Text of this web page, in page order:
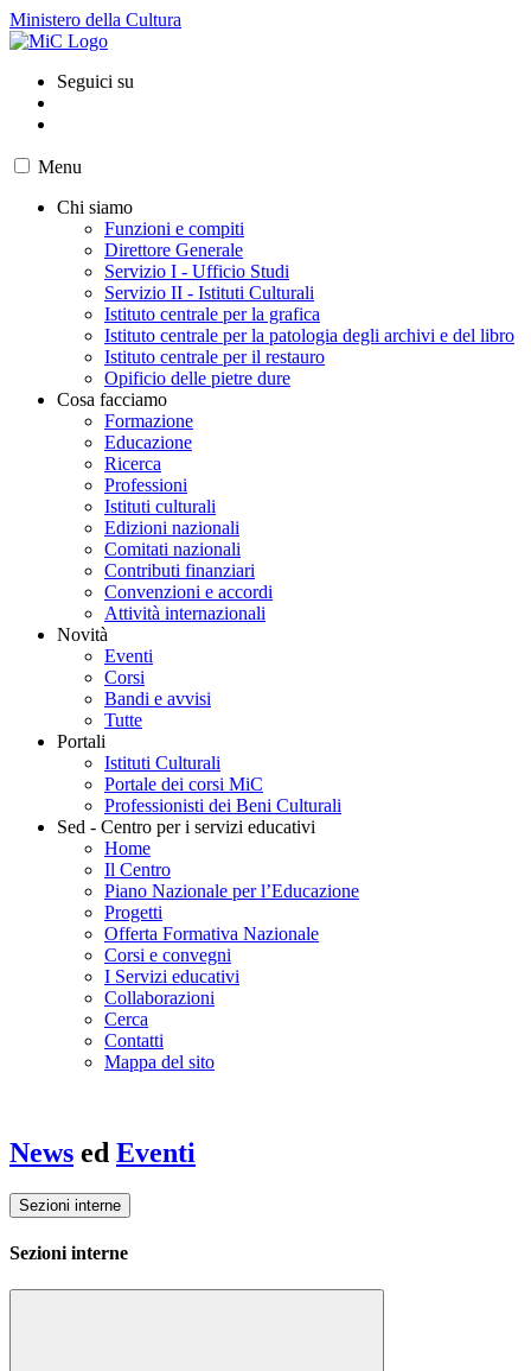
Ministero della Cultura
Seguici su
Menu
Chi siamo
Funzioni e compiti
Direttore Generale
Servizio I - Ufficio Studi
Servizio II - Istituti Culturali
Istituto centrale per la grafica
Istituto centrale per la patologia degli archivi e del libro
Istituto centrale per il restauro
Opificio delle pietre dure
Cosa facciamo
Formazione
Educazione
Ricerca
Professioni
Istituti culturali
Edizioni nazionali
Comitati nazionali
Contributi finanziari
Convenzioni e accordi
Attività internazionali
Novità
Eventi
Corsi
Bandi e avvisi
Tutte
Portali
Istituti Culturali
Portale dei corsi MiC
Professionisti dei Beni Culturali
Sed - Centro per i servizi educativi
Home
Il Centro
Piano Nazionale per l’Educazione
Progetti
Offerta Formativa Nazionale
Corsi e convegni
I Servizi educativi
Collaborazioni
Cerca
Contatti
Mappa del sito
News ed Eventi
Sezioni interne
Sezioni interne